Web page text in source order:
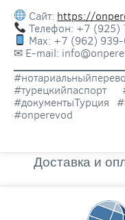
Сайт: https://
Телефон: +7
Max: +7 (962)
✉ E-mail:
#турецкийпаспорт
#документыТурция
#onperevod
Доставка и